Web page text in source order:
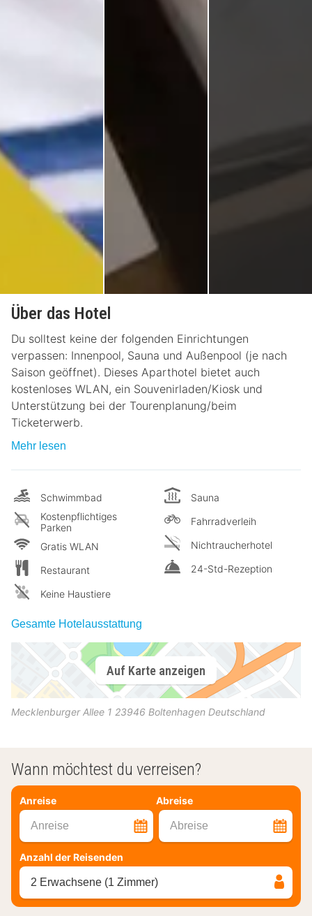
Über das Hotel
Du solltest keine der folgenden Einrichtungen
verpassen: Innenpool, Sauna und Außenpool (je nach
Saison geöffnet). Dieses Aparthotel bietet auch
kostenloses WLAN, ein Souvenirladen/Kiosk und
Unterstützung bei der Tourenplanung/beim
Ticketerwerb.
Mehr lesen
Schwimmbad
Kostenpflichtiges
Parken
Gratis WLAN
Restaurant
Keine Haustiere
Sauna
Fahrradverleih
Nichtraucherhotel
24-Std-Rezeption
Gesamte Hotelausstattung
Auf Karte anzeigen
Mecklenburger Allee 1 23946 Boltenhagen Deutschland
Wann möchtest du verreisen?
Anreise Abreise
Anreise Abreise
Anzahl der Reisenden
2 Erwachsene (1 Zimmer)